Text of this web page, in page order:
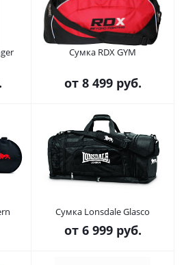
Сумка RDX GYM
от 8 499 руб.
Сумка Lonsdale Glasco
от 6 999 руб.